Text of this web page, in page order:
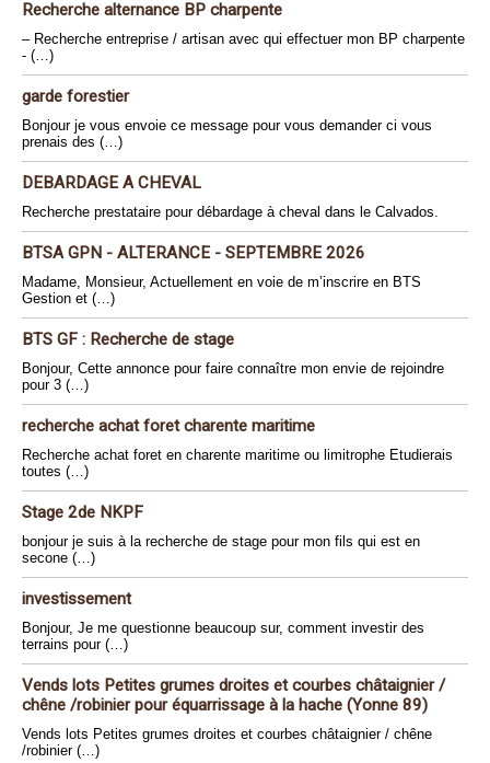
Recherche alternance BP charpente
– Recherche entreprise / artisan avec qui effectuer mon BP charpente
- (…)
garde forestier
Bonjour je vous envoie ce message pour vous demander ci vous
prenais des (…)
DEBARDAGE A CHEVAL
Recherche prestataire pour débardage à cheval dans le Calvados.
BTSA GPN - ALTERANCE - SEPTEMBRE 2026
Madame, Monsieur, Actuellement en voie de m’inscrire en BTS
Gestion et (…)
BTS GF : Recherche de stage
Bonjour, Cette annonce pour faire connaître mon envie de rejoindre
pour 3 (…)
recherche achat foret charente maritime
Recherche achat foret en charente maritime ou limitrophe Etudierais
toutes (…)
Stage 2de NKPF
bonjour je suis à la recherche de stage pour mon fils qui est en
secone (…)
investissement
Bonjour, Je me questionne beaucoup sur, comment investir des
terrains pour (…)
Vends lots Petites grumes droites et courbes châtaignier /
chêne /robinier pour équarrissage à la hache (Yonne 89)
Vends lots Petites grumes droites et courbes châtaignier / chêne
/robinier (…)